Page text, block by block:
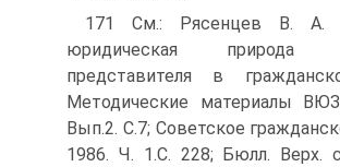
171 См.: Рясенцев В. А.
юридическая природа
представителя в
Методические материалы
Вып.2. С.7; Советское
1986. Ч. 1.С. 228; Бюлл. Верх.